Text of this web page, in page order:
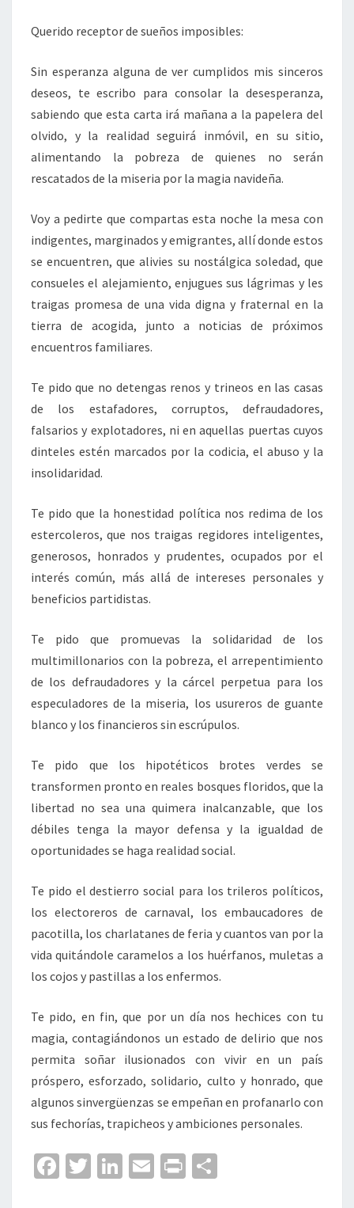
Querido receptor de sueños imposibles:
Sin esperanza alguna de ver cumplidos mis sinceros
deseos, te escribo para consolar la desesperanza,
sabiendo que esta carta irá mañana a la papelera del
olvido, y la realidad seguirá inmóvil, en su sitio,
alimentando la pobreza de quienes no serán
rescatados de la miseria por la magia navideña.
Voy a pedirte que compartas esta noche la mesa con
indigentes, marginados y emigrantes, allí donde estos
se encuentren, que alivies su nostálgica soledad, que
consueles el alejamiento, enjugues sus lágrimas y les
traigas promesa de una vida digna y fraternal en la
tierra de acogida, junto a noticias de próximos
encuentros familiares.
Te pido que no detengas renos y trineos en las casas
de los estafadores, corruptos, defraudadores,
falsarios y explotadores, ni en aquellas puertas cuyos
dinteles estén marcados por la codicia, el abuso y la
insolidaridad.
Te pido que la honestidad política nos redima de los
estercoleros, que nos traigas regidores inteligentes,
generosos, honrados y prudentes, ocupados por el
interés común, más allá de intereses personales y
beneficios partidistas.
Te pido que promuevas la solidaridad de los
multimillonarios con la pobreza, el arrepentimiento
de los defraudadores y la cárcel perpetua para los
especuladores de la miseria, los usureros de guante
blanco y los financieros sin escrúpulos.
Te pido que los hipotéticos brotes verdes se
transformen pronto en reales bosques floridos, que la
libertad no sea una quimera inalcanzable, que los
débiles tenga la mayor defensa y la igualdad de
oportunidades se haga realidad social.
Te pido el destierro social para los trileros políticos,
los electoreros de carnaval, los embaucadores de
pacotilla, los charlatanes de feria y cuantos van por la
vida quitándole caramelos a los huérfanos, muletas a
los cojos y pastillas a los enfermos.
Te pido, en fin, que por un día nos hechices con tu
magia, contagiándonos un estado de delirio que nos
permita soñar ilusionados con vivir en un país
próspero, esforzado, solidario, culto y honrado, que
algunos sinvergüenzas se empeñan en profanarlo con
sus fechorías, trapicheos y ambiciones personales.
Fa T
Li
E
Pr